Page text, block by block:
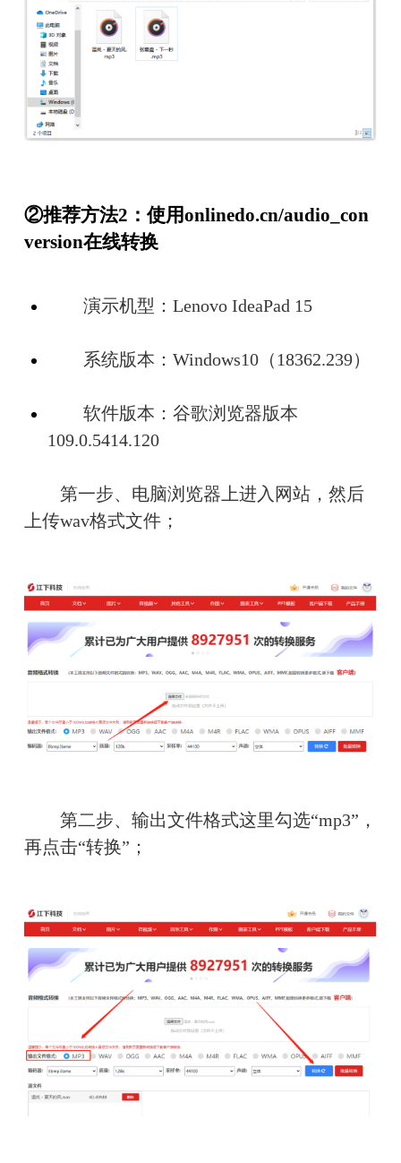
②推荐方法2：使用onlinedo.cn/audio_con
version在线转换
演示机型：Lenovo IdeaPad 15
系统版本：Windows10（18362.239）
软件版本：谷歌浏览器版本
109.0.5414.120
第一步、电脑浏览器上进入网站，然后
上传wav格式文件；
第二步、输出文件格式这里勾选“mp3”，
再点击“转换”；